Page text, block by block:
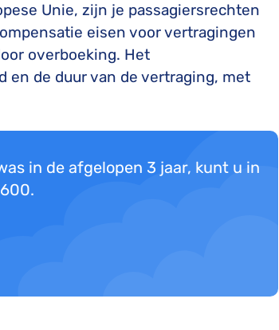
Unie, zijn je passagiersrechten
eisen voor vertragingen
overboeking. Het
en de duur van de vertraging, met
in de afgelopen 3 jaar, kunt u in